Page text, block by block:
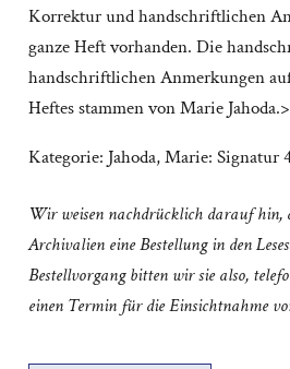
Korrektur und handschriftlichen
ganze Heft vorhanden. Die
handschriftlichen Anmerkungen
Heftes stammen von Marie Jahoda.>
Kategorie: Jahoda, Marie: Signatur
Wir weisen nachdrücklich darauf hin,
Archivalien eine Bestellung in den
Bestellvorgang bitten wir sie also,
einen Termin für die Einsichtnahme